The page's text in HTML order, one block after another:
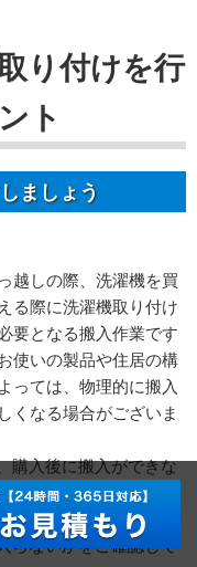
り付けを行
ト
ましょう
越しの際、洗濯機を買
る際に洗濯機取り付け
要となる搬入作業です
使いの製品や住居の構
っては、物理的に搬入
くなる場合がございま
購入後に搬入ができな
箇所と洗濯機の最長
らないかをご確認して